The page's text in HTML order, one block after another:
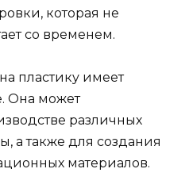
которая не
со временем.
пластику имеет
Она может
различных
а также для создания
материалов.